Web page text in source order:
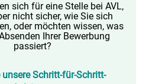
sich für eine Stelle bei AVL,
nicht sicher, wie Sie sich
oder möchten wissen, was
Ihrer Bewerbung
passiert?
unsere Schritt-für-Schritt-